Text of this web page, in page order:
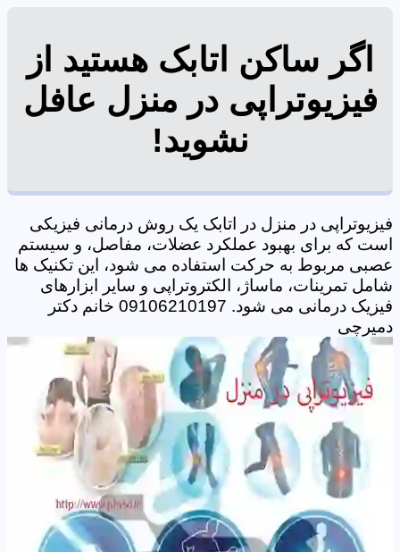
اگر ساکن اتابک هستید از
فیزیوتراپی در منزل عافل
نشوید!
فیزیوتراپی در منزل در اتابک یک روش درمانی فیزیکی
است که برای بهبود عملکرد عضلات، مفاصل، و سیستم
عصبی مربوط به حرکت استفاده می شود، این تکنیک ها
شامل تمرینات، ماساژ، الکتروتراپی و سایر ابزارهای
فیزیک درمانی می شود. 09106210197 خانم دکتر
دمیرچی